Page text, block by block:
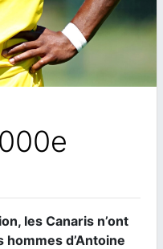
les Canaris n’ont
d’Antoine